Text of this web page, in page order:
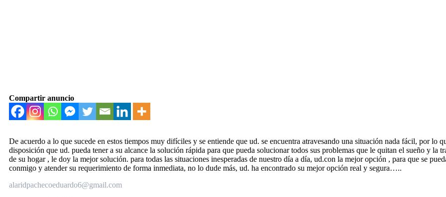
Compartir anuncio
De acuerdo a lo que sucede en estos tiempos muy difíciles y se entiende que ud. se encuentra atravesando una situación nada fácil, por lo
disposición que ud. pueda tener a su alcance la solución rápida para que pueda solucionar todos sus problemas que le quitan el sueño y la
de su hogar , le doy la mejor solución. para todas las situaciones inesperadas de nuestro día a día, ud.con la mejor opción , para que se
conmigo y atender su requerimiento de forma inmediata, no lo dude más, ud. ha encontrado su mejor opción real y segura…..
alaridpachecoeduardo6@gmail.com